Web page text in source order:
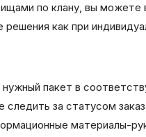
по клану, вы можете
как при
пакет в
за статусом
материалы-